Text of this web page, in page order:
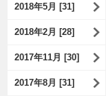
2018年5月 [31]
2018年2月 [28]
2017年11月 [30]
2017年8月 [31]